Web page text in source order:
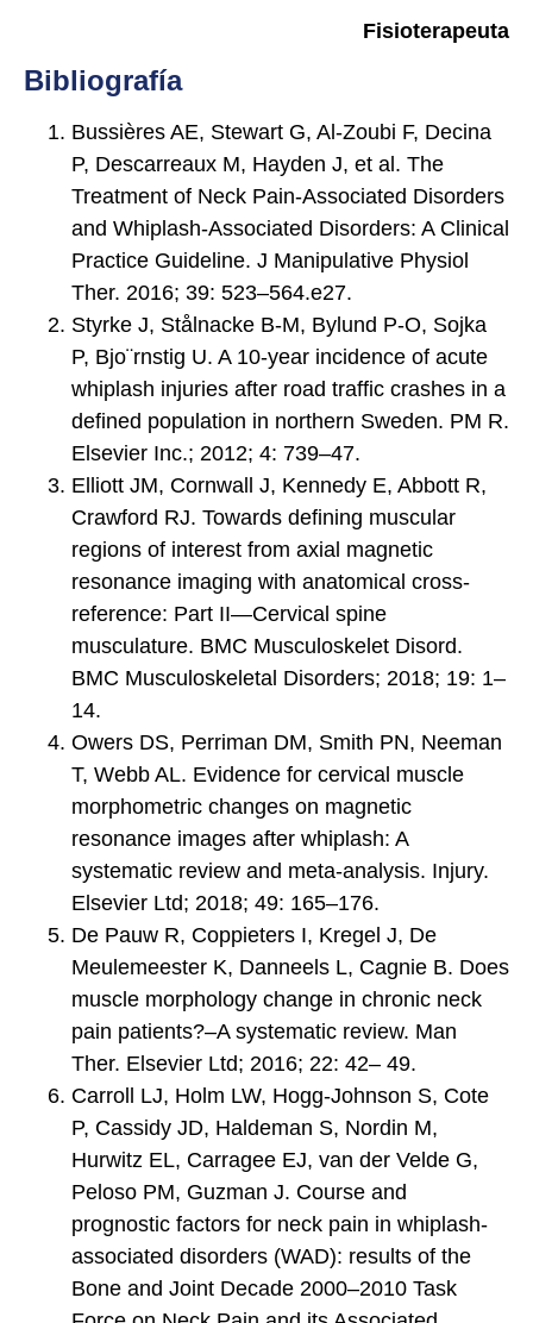
Fisioterapeuta
Bibliografía
Bussières AE, Stewart G, Al-Zoubi F, Decina
P, Descarreaux M, Hayden J, et al. The
Treatment of Neck Pain-Associated Disorders
and Whiplash-Associated Disorders: A Clinical
Practice Guideline. J Manipulative Physiol
Ther. 2016; 39: 523–564.e27.
Styrke J, Stålnacke B-M, Bylund P-O, Sojka
P, Bjo¨rnstig U. A 10-year incidence of acute
whiplash injuries after road traffic crashes in a
defined population in northern Sweden. PM R.
Elsevier Inc.; 2012; 4: 739–47.
Elliott JM, Cornwall J, Kennedy E, Abbott R,
Crawford RJ. Towards defining muscular
regions of interest from axial magnetic
resonance imaging with anatomical cross-
reference: Part II—Cervical spine
musculature. BMC Musculoskelet Disord.
BMC Musculoskeletal Disorders; 2018; 19: 1–
14.
Owers DS, Perriman DM, Smith PN, Neeman
T, Webb AL. Evidence for cervical muscle
morphometric changes on magnetic
resonance images after whiplash: A
systematic review and meta-analysis. Injury.
Elsevier Ltd; 2018; 49: 165–176.
De Pauw R, Coppieters I, Kregel J, De
Meulemeester K, Danneels L, Cagnie B. Does
muscle morphology change in chronic neck
pain patients?–A systematic review. Man
Ther. Elsevier Ltd; 2016; 22: 42– 49.
Carroll LJ, Holm LW, Hogg-Johnson S, Cote
P, Cassidy JD, Haldeman S, Nordin M,
Hurwitz EL, Carragee EJ, van der Velde G,
Peloso PM, Guzman J. Course and
prognostic factors for neck pain in whiplash-
associated disorders (WAD): results of the
Bone and Joint Decade 2000–2010 Task